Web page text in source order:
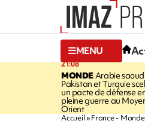
MENU
21:08
MONDE Arabie
Pakistan et Turquie
un pacte de défense
pleine guerre au
Orient
Accueil France - Monde